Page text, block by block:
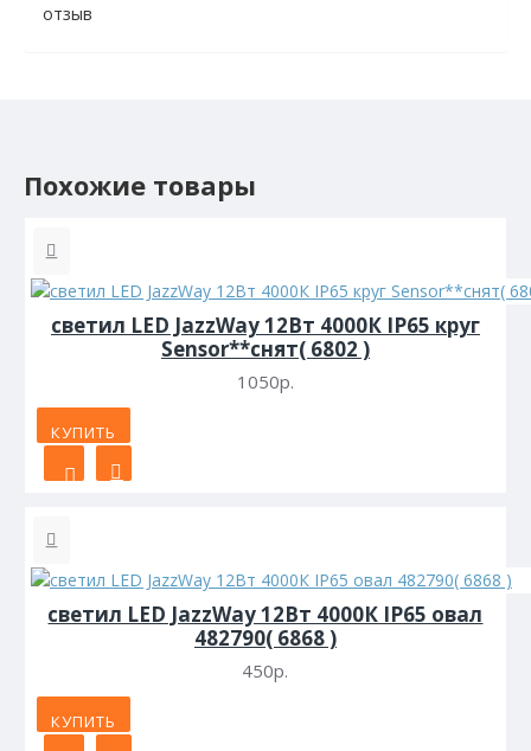
отзыв
Похожие товары
светил LED JazzWay 12Вт 4000К IP65 круг
Sensor**снят( 6802 )
1050р.
КУПИТЬ
светил LED JazzWay 12Вт 4000К IP65 овал
482790( 6868 )
450р.
КУПИТЬ